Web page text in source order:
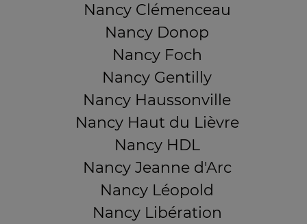
Nancy Clémenceau
Nancy Donop
Nancy Foch
Nancy Gentilly
Nancy Haussonville
Nancy Haut du Lièvre
Nancy HDL
Nancy Jeanne d'Arc
Nancy Léopold
Nancy Libération